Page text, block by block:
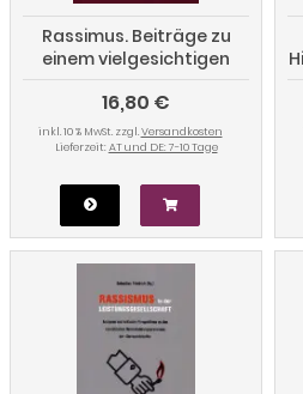
Rassimus. Beiträge zu
einem vielgesichtigen
Phänomen
16,80 €
inkl. 10 % MwSt. zzgl.Versandkosten
Lieferzeit: AT und DE: 7-10 Tage